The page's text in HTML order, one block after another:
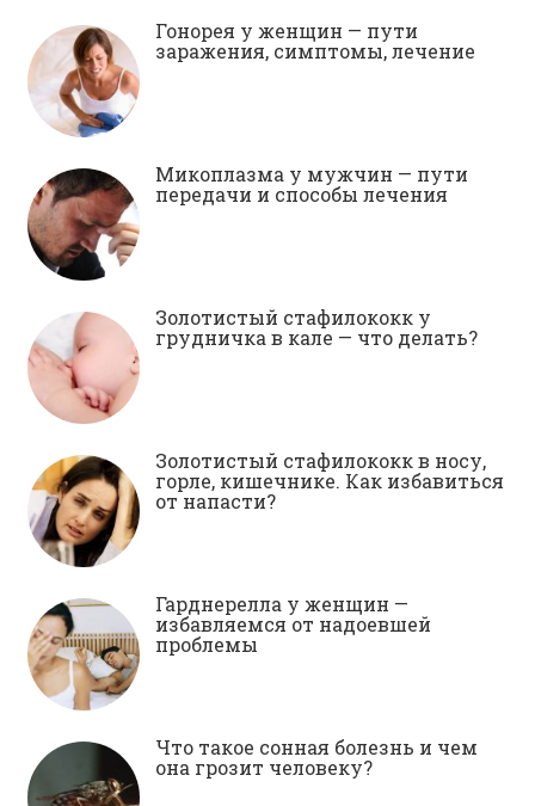
Гонорея у женщин — пути
заражения, симптомы, лечение
Микоплазма у мужчин — пути
передачи и способы лечения
Золотистый стафилококк у
грудничка в кале — что делать?
Золотистый стафилококк в носу,
горле, кишечнике. Как избавиться
от напасти?
Гарднерелла у женщин —
избавляемся от надоевшей
проблемы
Что такое сонная болезнь и чем
она грозит человеку?